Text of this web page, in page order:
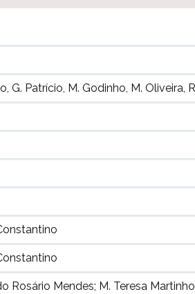
Patrício, M. Godinho, M. Oliveira,
Mendes; M. Teresa